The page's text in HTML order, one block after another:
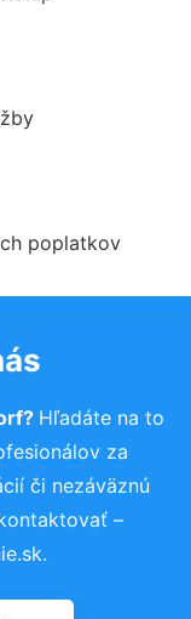
poplatkov
Hľadáte na to
za
či nezáväznú
–